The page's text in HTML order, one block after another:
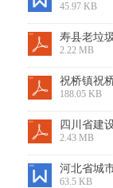
45.97 KB
寿县老垃
2.22 MB
祝桥镇祝
188.05 KB
四川省建
2.43 MB
河北省城
63.5 KB